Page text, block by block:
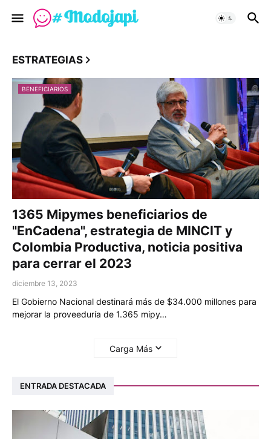
ESTRATEGIAS
BENEFICIARIOS
1365 Mipymes beneficiarios de
"EnCadena", estrategia de MINCIT y
Colombia Productiva, noticia positiva
para cerrar el 2023
diciembre 13, 2023
El Gobierno Nacional destinará más de $34.000 millones para
mejorar la proveeduría de 1.365 mipy…
Carga Más
ENTRADA DESTACADA